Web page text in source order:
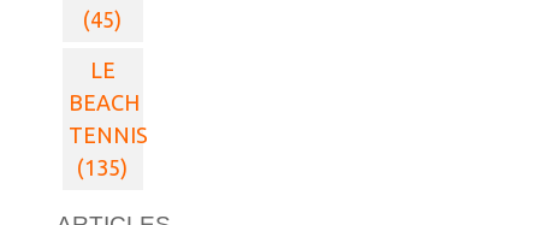
(45)
LE
BEACH
TENNIS
(135)